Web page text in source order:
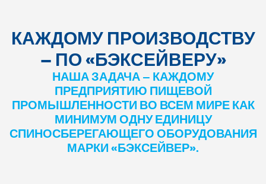
КАЖДОМУ ПРОИЗВОДСТВУ
— ПО «БЭКСЕЙВЕРУ»
НАША ЗАДАЧА — КАЖДОМУ
ПРЕДПРИЯТИЮ ПИЩЕВОЙ
ПРОМЫШЛЕННОСТИ ВО ВСЕМ МИРЕ КАК
МИНИМУМ ОДНУ ЕДИНИЦУ
СПИНОСБЕРЕГАЮЩЕГО ОБОРУДОВАНИЯ
МАРКИ «БЭКСЕЙВЕР».